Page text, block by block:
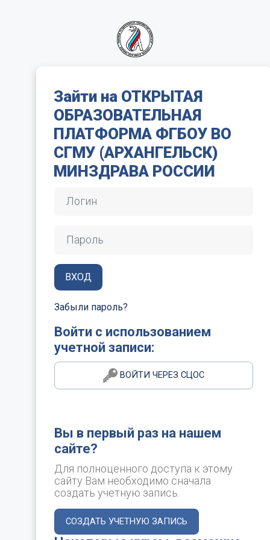
Зайти на ОТКРЫТАЯ
ОБРАЗОВАТЕЛЬНАЯ
ПЛАТФОРМА ФГБОУ ВО
СГМУ (АРХАНГЕЛЬСК)
МИНЗДРАВА РОССИИ
ВХОД
Забыли пароль?
Войти с использованием
учетной записи:
ВОЙТИ ЧЕРЕЗ СЦОС
Вы в первый раз на нашем
сайте?
Для полноценного доступа к этому
сайту Вам необходимо сначала
создать учетную запись.
СОЗДАТЬ УЧЕТНУЮ ЗАПИСЬ